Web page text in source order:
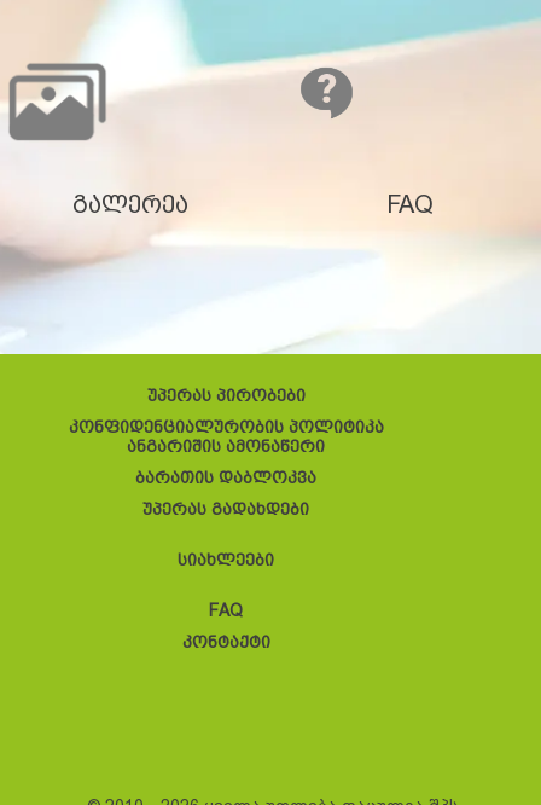
გალერეა FAQ
უპერას პირობები
კონფიდენციალურობის პოლიტიკა
ანგარიშის ამონაწერი
ბარათის დაბლოკვა
უპერას გადახდები
სიახლეები
FAQ
კონტაქტი